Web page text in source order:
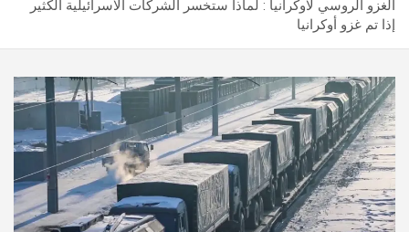
الغزو الروسي لاوكرانيا : لماذا ستخسر الشركات الاسرائيلية الكثير
إذا تم غزو أوكرانيا